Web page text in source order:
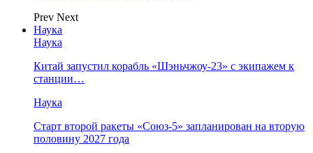
Prev Next
Наука
Наука
Китай запустил корабль «Шэньчжоу-23» с экипажем к
станции…
Наука
Старт второй ракеты «Союз-5» запланирован на вторую
половину 2027 года